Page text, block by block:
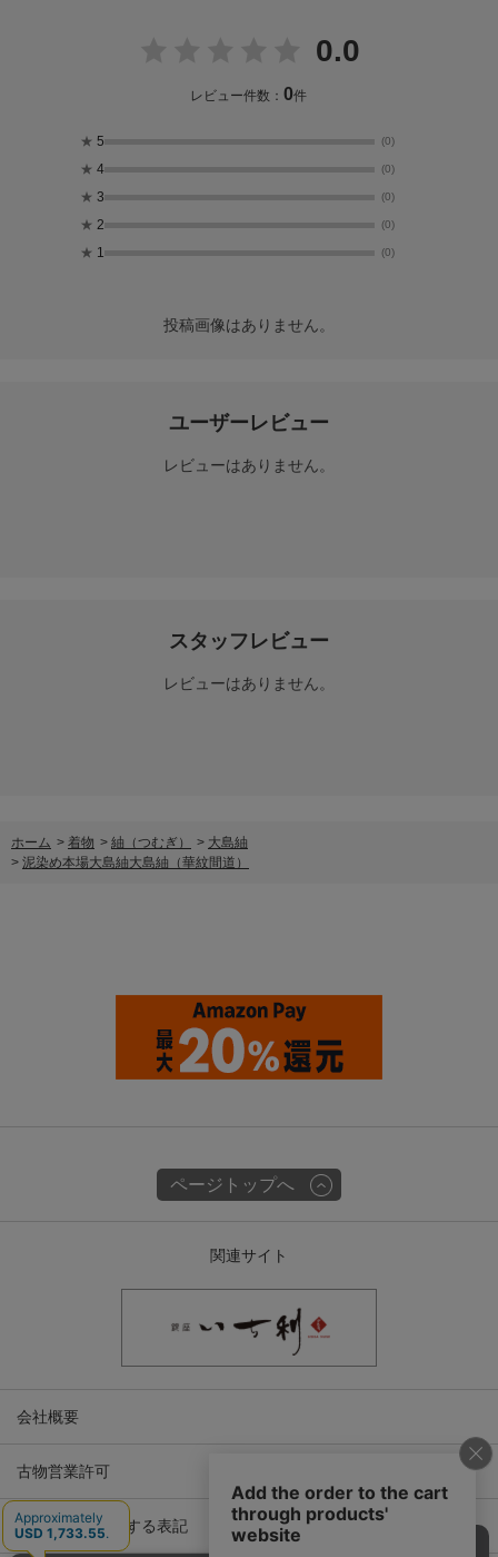
0.0
レビュー件数：0件
★ 5 (0)
★ 4 (0)
★ 3 (0)
★ 2 (0)
★ 1 (0)
投稿画像はありません。
ユーザーレビュー
レビューはありません。
スタッフレビュー
レビューはありません。
ホーム > 着物 > 紬（つむぎ） > 大島紬
> 泥染め本場大島紬大島紬（華紋間道）
ページトップへ
関連サイト
会社概要
古物営業許可
特定商取引に関する表記